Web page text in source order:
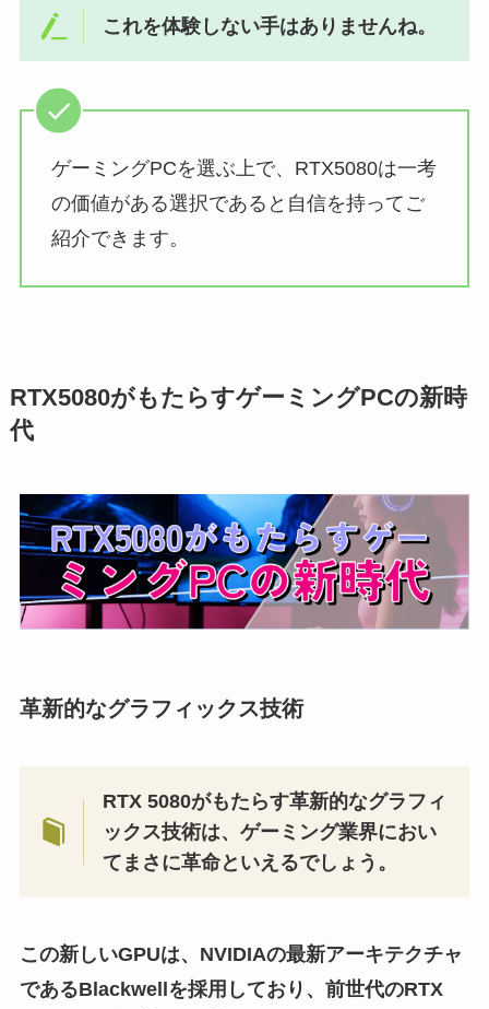
これを体験しない手はありませんね。
ゲーミングPCを選ぶ上で、RTX5080は一考
の価値がある選択であると自信を持ってご
紹介できます。
RTX5080がもたらすゲーミングPCの新時
代
革新的なグラフィックス技術
RTX 5080がもたらす革新的なグラフィ
ックス技術は、ゲーミング業界におい
てまさに革命といえるでしょう。
この新しいGPUは、NVIDIAの最新アーキテクチャ
であるBlackwellを採用しており、前世代のRTX